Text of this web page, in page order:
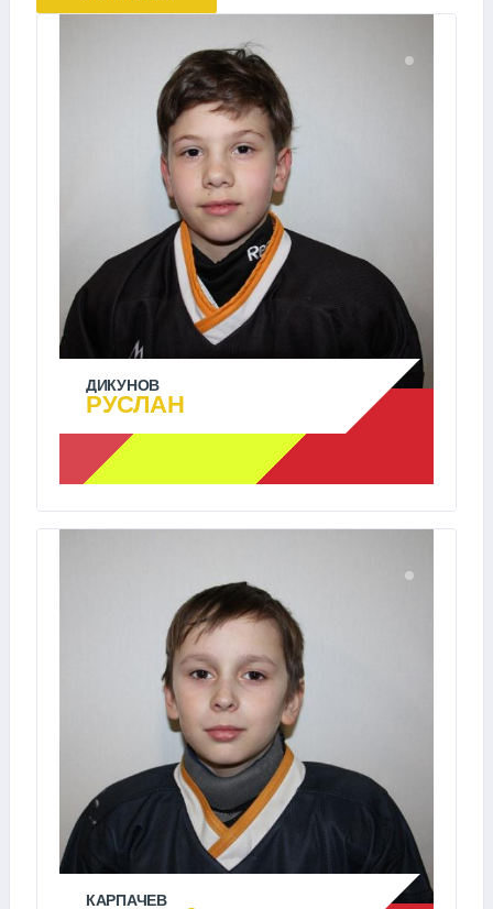
ДИКУНОВ
РУСЛАН
КАРПАЧЕВ